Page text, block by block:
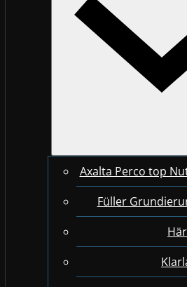
Axalta Perco top
Füller